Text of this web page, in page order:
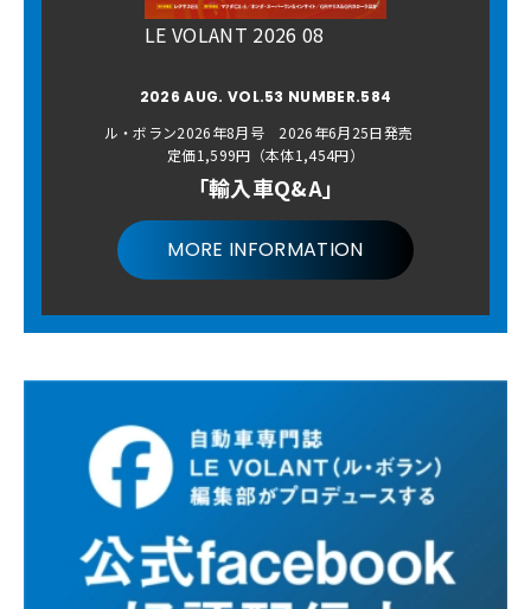
LE VOLANT 2026 08
2026 AUG. VOL.53 NUMBER.584
ル・ボラン2026年8月号 2026年6月25日発売
定価1,599円（本体1,454円）
「輸入車Q&A」
MORE INFORMATION